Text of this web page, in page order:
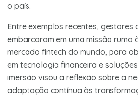
o país.
Entre exemplos recentes, gestores
embarcaram em uma missão rumo
mercado fintech do mundo, para
em tecnologia financeira e
imersão visou a reflexão sobre a
adaptação contínua às